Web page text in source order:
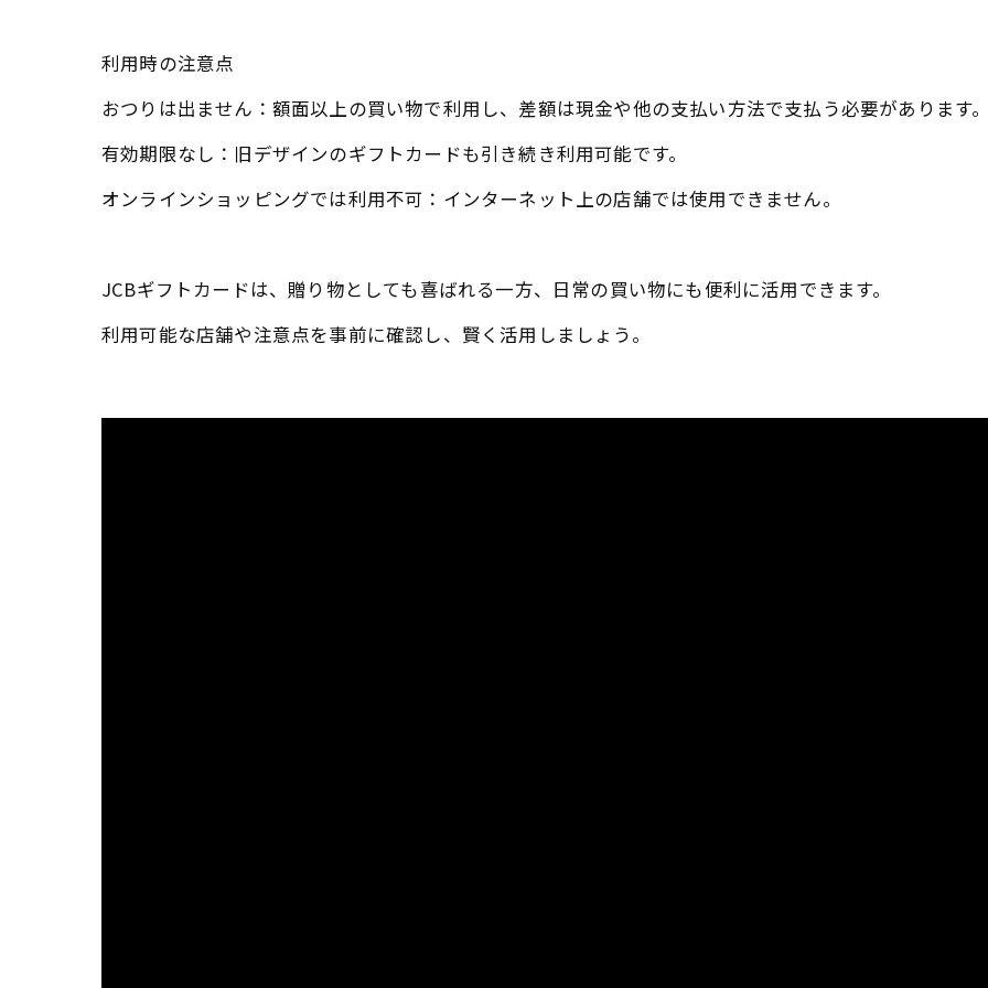
利用時の注意点
おつりは出ません：​額面以上の買い物で利用し、差額は現金や他の支払い方法で支払う必要があります
有効期限なし：​旧デザインのギフトカードも引き続き利用可能です。
オンラインショッピングでは利用不可：​インターネット上の店舗では使用できません。
JCBギフトカードは、贈り物としても喜ばれる一方、日常の買い物にも便利に活用できます。
利用可能な店舗や注意点を事前に確認し、賢く活用しましょう。